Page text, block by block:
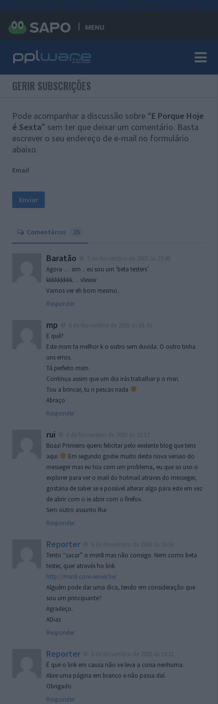
MENU
GERIR SUBSCRIÇÕES
Pode acompanhar a discussão sobre “E Porque Hoje
é Sexta” sem ter que deixar um comentário. Basta
escrever o seu endereço de e-mail no formulário
abaixo.
Email
Comentários 25
Baratão
Agora … sim .. eu sou um ‘beta testers’
kkkkkkkkk… vleww
Vamos ver eh bom mesmo..
Responder
mp
E quê?
Este msm ta melhor k o outro sem duvida. O outro tinha
uns erros.
Tá perfeito msm.
Continua assim que um dia irás trabalhar p o msn.
Tou a brincar, tu n pescas nada
Abraço
Responder
rui
Boas! Primeiro quero felicitar pelo exelente blog que tens
aqui
Em segundo gostei muito desta nova versao do
messeger mas eu tou com um problema, eu que so uso o
explorer para ver o mail do hotmail atraves do messeger,
gostaria de saber se e possivel alterar algo para este em vez
de abrir com o ie abrir com o firefox.
Sem outro assunto Rui
Responder
Reporter
Tento “sacar” o msn8 mas não consigo. Nem como beta
tester, quer através ho link
http://msn8.core-server.be/
Alguém pode dar uma dica, tendo em consideração que
sou um principiante?
Agradeço.
ADias
Responder
Reporter
É que o link em causa não ve leva a coisa nenhuma.
Abre uma página em branco e não passa daí.
Obrigado.
Responder